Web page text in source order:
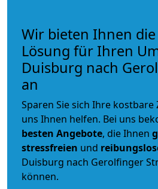
Wir bieten Ihnen
Lösung für Ihren
Duisburg nach
an
Sparen Sie sich Ihre kostbare
uns Ihnen helfen. Bei uns
besten Angebote, die Ihnen
stressfreien und
Duisburg nach Gerolfinger
können.